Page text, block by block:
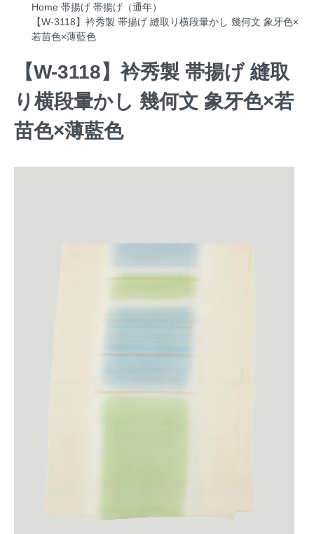
Home 帯揚げ 帯揚げ（通年）
【W-3118】衿秀製 帯揚げ 縫取り横段暈かし 幾何文 象牙色×
若苗色×薄藍色
【W-3118】衿秀製 帯揚げ 縫取
り横段暈かし 幾何文 象牙色×若
苗色×薄藍色